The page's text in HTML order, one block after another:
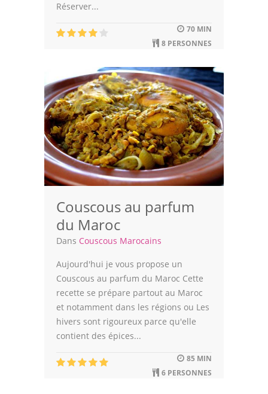
Réserver...
70 MIN
8 PERSONNES
Couscous au parfum
du Maroc
Dans Couscous Marocains
Aujourd'hui je vous propose un
Couscous au parfum du Maroc Cette
recette se prépare partout au Maroc
et notamment dans les régions ou Les
hivers sont rigoureux parce qu'elle
contient des épices...
85 MIN
6 PERSONNES